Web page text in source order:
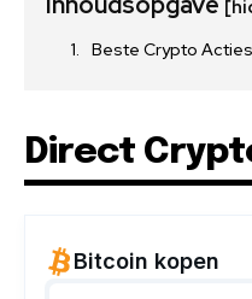
Beste Crypto
Direct